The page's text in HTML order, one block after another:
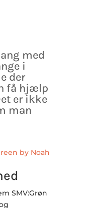
med
i
der
få hjælp
er ikke
man
by Noah
SMV:Grøn